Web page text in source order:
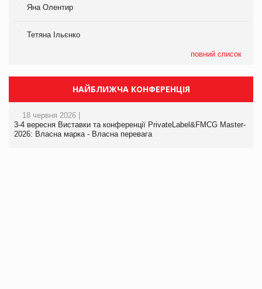
Яна Олентир
Тетяна Ільєнко
повний список
НАЙБЛИЖЧА КОНФЕРЕНЦІЯ
18 червня 2026 |
3-4 вересня Виставки та конференції PrivateLabel&FMCG Master-
2026: Власна марка - Власна перевага